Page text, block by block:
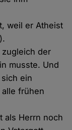
weil er Atheist
zugleich der
musste. Und
ein
frühen
als Herrn noch